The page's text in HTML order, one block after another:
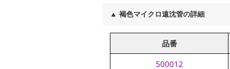
▲ 褐色マイクロ遠沈管の詳細
品番
500012